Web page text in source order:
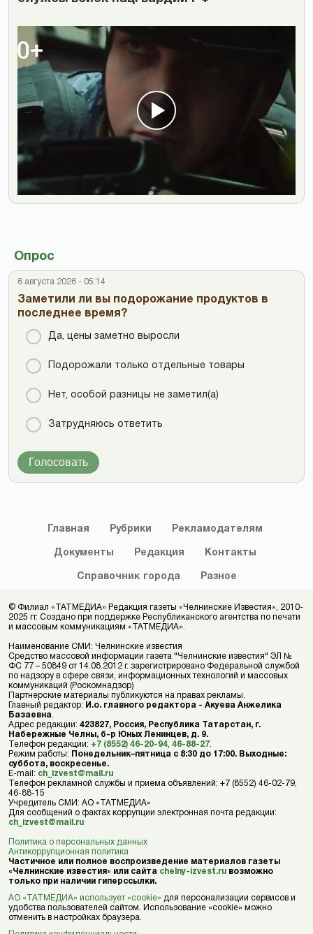
Опрос
6 августа 2026 - 05:14
Заметили ли вы подорожание продуктов в
последнее время?
Да, цены заметно выросли
Подорожали только отдельные товары
Нет, особой разницы не заметил(а)
Затрудняюсь ответить
Голосовать
Главная Рубрики Рекламодателям
Документы Редакция Контакты
Справочник города Разное
© Филиал «ТАТМЕДИА» Редакция газеты «Челнинские Известия», 2010-
2025 гг. Создано при поддержке Республиканского агентства по печати
и массовым коммуникациям «ТАТМЕДИА».
Наименование СМИ: Челнинские известия
Средство массовой информации газета "Челнинские известия" ЭЛ №
ФС 77 – 50849 от 14.08.2012 г. зарегистрировано Федеральной службой
по надзору в сфере связи, информационных технологий и массовых
коммуникаций (Роскомнадзор)
Партнерские материалы публикуются на правах рекламы.
Главный редактор: И.о. главного редактора - Акуева Анжелика
Базаевна
Адрес редакции: 423827, Россия, Республика Татарстан, г.
Набережные Челны, б-р Юных Ленинцев, д. 9.
Телефон редакции: +7 (8552) 46-20-94 46-88-27
Режим работы: Понедельник–пятница с 8:30 до 17:00. Выходные:
суббота, воскресенье.
E-mail: ch_izvest@mail.ru
Телефон рекламной службы и приема объявлений: +7 (8552) 46-02-79,
46-88-15
Учредитель СМИ: АО «ТАТМЕДИА»
Для сообщений о фактах коррупции электронная почта редакции:
ch_izvest@mail.ru
Политика о персональных данных
Антикоррупционная политика
Частичное или полное воспроизведение материалов газеты
«Челнинские известия» или сайта chelny-izvest.ru возможно
только при наличии гиперссылки.
АО «ТАТМЕДИА» использует «cookie» для персонализации сервисов и
удобства пользователей сайтом. Использование «cookie» можно
отменить в настройках браузера.